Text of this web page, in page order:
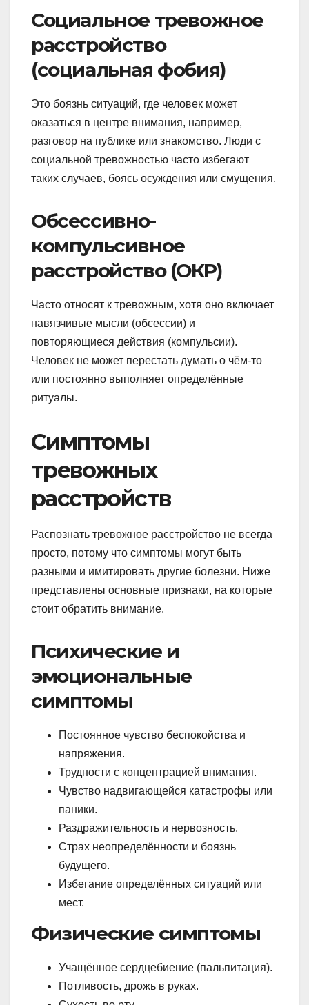
Социальное тревожное
расстройство
(социальная фобия)
Это боязнь ситуаций, где человек может
оказаться в центре внимания, например,
разговор на публике или знакомство. Люди с
социальной тревожностью часто избегают
таких случаев, боясь осуждения или смущения.
Обсессивно-
компульсивное
расстройство (ОКР)
Часто относят к тревожным, хотя оно включает
навязчивые мысли (обсессии) и
повторяющиеся действия (компульсии).
Человек не может перестать думать о чём-то
или постоянно выполняет определённые
ритуалы.
Симптомы
тревожных
расстройств
Распознать тревожное расстройство не всегда
просто, потому что симптомы могут быть
разными и имитировать другие болезни. Ниже
представлены основные признаки, на которые
стоит обратить внимание.
Психические и
эмоциональные
симптомы
Постоянное чувство беспокойства и
напряжения.
Трудности с концентрацией внимания.
Чувство надвигающейся катастрофы или
паники.
Раздражительность и нервозность.
Страх неопределённости и боязнь
будущего.
Избегание определённых ситуаций или
мест.
Физические симптомы
Учащённое сердцебиение (пальпитация).
Потливость, дрожь в руках.